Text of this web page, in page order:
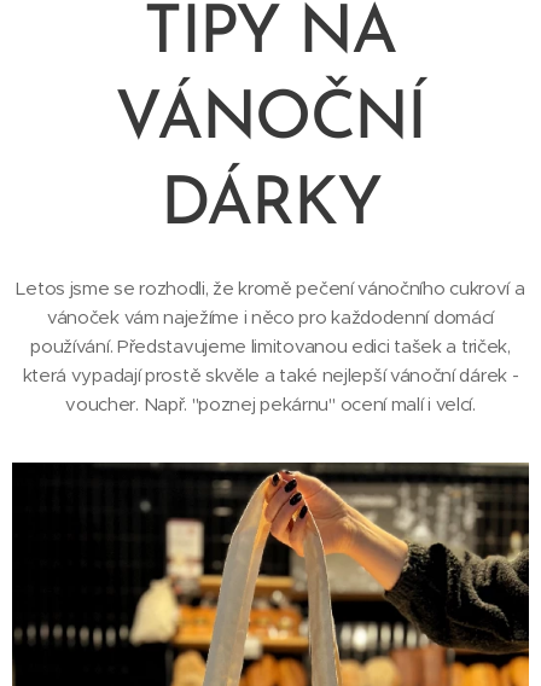
TIPY NA
VÁNOČNÍ
DÁRKY
Letos jsme se rozhodli, že kromě pečení vánočního cukroví a
vánoček vám naježíme i něco pro každodenní domácí
používání. Představujeme limitovanou edici tašek a triček,
která vypadají prostě skvěle a také nejlepší vánoční dárek -
voucher. Např. "poznej pekárnu" ocení malí i velcí.